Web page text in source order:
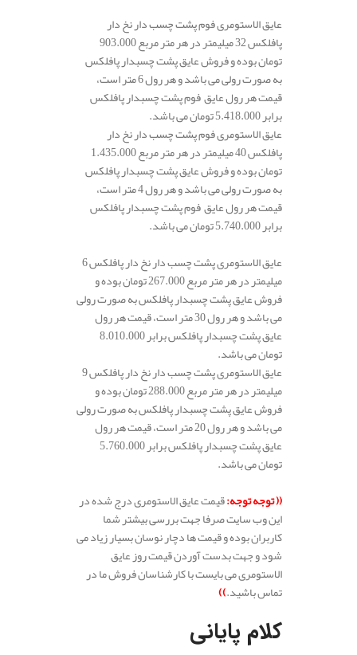
عایق الاستومری فوم پشت چسب دار نخ دار
پافلکس 32 میلیمتر در هر متر مربع 903.000
تومان بوده و فروش عایق پشت چسبدار پافلکس
به صورت رولی می باشد و هر رول 6 متر است،
قیمت هر رول عایق فوم پشت چسبدار پافلکس
برابر 5.418.000 تومان می باشد.
عایق الاستومری فوم پشت چسب دار نخ دار
پافلکس 40 میلیمتر در هر متر مربع 1.435.000
تومان بوده و فروش عایق پشت چسبدار پافلکس
به صورت رولی می باشد و هر رول 4 متر است،
قیمت هر رول عایق فوم پشت چسبدار پافلکس
برابر 5.740.000 تومان می باشد.
عایق الاستومری پشت چسب دار نخ دار پافلکس 6
میلیمتر در هر متر مربع 267.000 تومان بوده و
فروش عایق پشت چسبدار پافلکس به صورت رولی
می باشد و هر رول 30 متر است، قیمت هر رول
عایق پشت چسبدار پافلکس برابر 8.010.000
تومان می باشد.
عایق الاستومری پشت چسب دار نخ دار پافلکس 9
میلیمتر در هر متر مربع 288.000 تومان بوده و
فروش عایق پشت چسبدار پافلکس به صورت رولی
می باشد و هر رول 20 متر است، قیمت هر رول
عایق پشت چسبدار پافلکس برابر 5.760.000
تومان می باشد.
(( توجه توجه:قیمت عایق الاستومری درج شده در
این وب سایت صرفا جهت بررسی بیشتر شما
کاربران بوده و قیمت ها دچار نوسان بسیار زیاد می
شود و جهت بدست آوردن قیمت روز عایق
الاستومری می بایست با کارشناسان فروش ما در
تماس باشید.))
کلام پایانی